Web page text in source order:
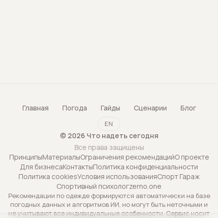
Главная Погода Гайды Сценарии Блог
EN
© 2026 Что надеть сегодня
Все права защищены
ПринципыМатериалыОграничения рекомендацийО проекте
Для бизнесаКонтактыПолитика конфиденциальности
Политика cookiesУсловия использованияСпорт Гараж
Спортивный психологzerno.one
Рекомендации по одежде формируются автоматически на базе
погодных данных и алгоритмов ИИ, но могут быть неточными и
не учитывают все индивидуальные особенности. Сервис носит